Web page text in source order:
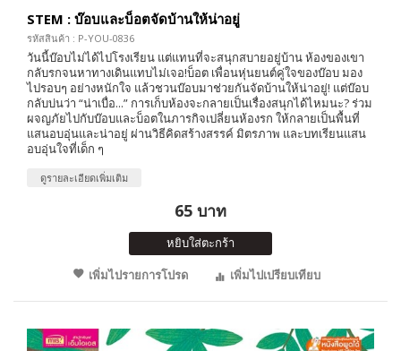
STEM : บ๊อบและบ็อตจัดบ้านให้น่าอยู่
รหัสสินค้า : P-YOU-0836
วันนี้บ๊อบไม่ได้ไปโรงเรียน แต่แทนที่จะสนุกสบายอยู่บ้าน ห้องของเขา
กลับรกจนหาทางเดินแทบไม่เจอ!บ็อต เพื่อนหุ่นยนต์คู่ใจของบ๊อบ มอง
ไปรอบๆ อย่างหนักใจ แล้วชวนบ๊อบมาช่วยกันจัดบ้านให้น่าอยู่! แต่บ๊อบ
กลับบ่นว่า “น่าเบื่อ...” การเก็บห้องจะกลายเป็นเรื่องสนุกได้ไหมนะ? ร่วม
ผจญภัยไปกับบ๊อบและบ็อตในภารกิจเปลี่ยนห้องรก ให้กลายเป็นพื้นที่
แสนอบอุ่นและน่าอยู่ ผ่านวิธีคิดสร้างสรรค์ มิตรภาพ และบทเรียนแสน
อบอุ่นใจที่เด็ก ๆ
ดูรายละเอียดเพิ่มเติม
65 บาท
หยิบใส่ตะกร้า
เพิ่มไปรายการโปรด
เพิ่มไปเปรียบเทียบ